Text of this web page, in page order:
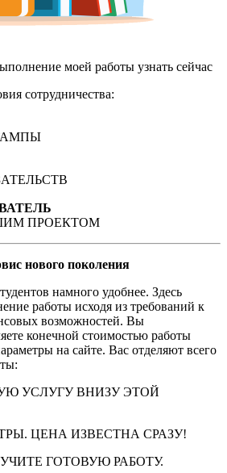
моей работы узнать сейчас
сотрудничества:
ПРОЕКТОМ
нового поколения
намного удобнее. Здесь
работы исходя из требований к
возможностей. Вы
конечной стоимостью работы
на сайте. Вас отделяют всего
УСЛУГУ ВНИЗУ ЭТОЙ
ЦЕНА ИЗВЕСТНА СРАЗУ!
ГОТОВУЮ РАБОТУ.